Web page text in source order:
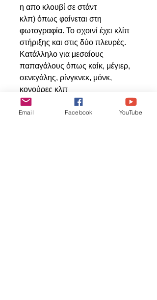
η απο κλουβί σε στάντ
κλπ) όπως φαίνεται στη
φωτογραφία. Το σχοινί έχει κλίπ
στήριξης και στις δύο πλευρές.
Κατάλληλο για μεσαίους
παπαγάλους όπως καίκ, μέγιερ,
σενεγάλης, ρίνγκνεκ, μόνκ,
κονούρες κλπ
Email Facebook YouTube